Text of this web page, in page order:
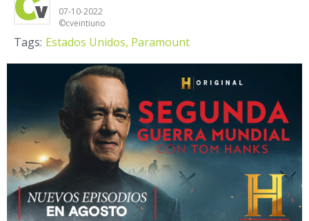
07-10-2022
©cveintiuno
Tags: Estados Unidos, Paramount